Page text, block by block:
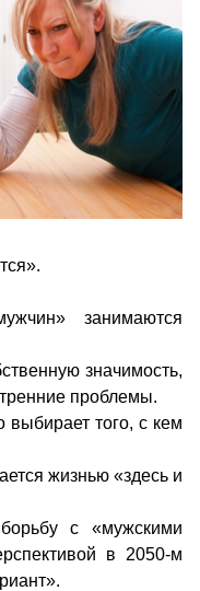
занимаются
значимость,
проблемы.
того, с кем
жизнью «здесь и
с «мужскими
в 2050-м